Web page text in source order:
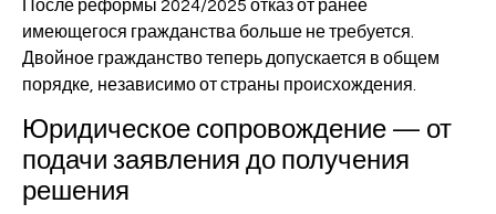
После реформы 2024/2025 отказ от ранее
имеющегося гражданства больше не требуется.
Двойное гражданство теперь допускается в общем
порядке, независимо от страны происхождения.
Юридическое сопровождение — от
подачи заявления до получения
решения